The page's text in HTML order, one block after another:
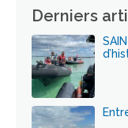
Derniers